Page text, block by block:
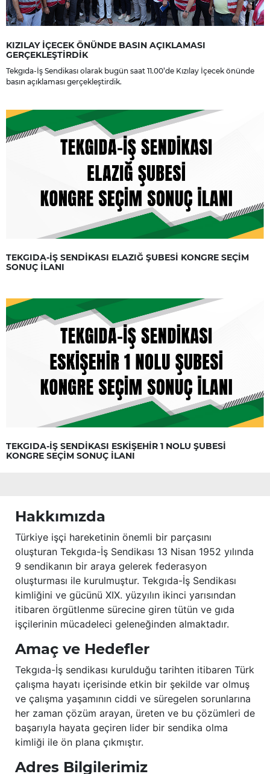
KIZILAY İÇECEK ÖNÜNDE BASIN AÇIKLAMASI
GERÇEKLEŞTİRDİK
Tekgıda-İş Sendikası olarak bugün saat 11.00’de Kızılay İçecek önünde
basın açıklaması gerçekleştirdik.
TEKGIDA-İŞ SENDİKASI ELAZIĞ ŞUBESİ KONGRE SEÇİM
SONUÇ İLANI
TEKGIDA-İŞ SENDİKASI ESKİŞEHİR 1 NOLU ŞUBESİ
KONGRE SEÇİM SONUÇ İLANI
Hakkımızda
Türkiye işçi hareketinin önemli bir parçasını
oluşturan Tekgıda-İş Sendikası 13 Nisan 1952 yılında
9 sendikanın bir araya gelerek federasyon
oluşturması ile kurulmuştur. Tekgıda-İş Sendikası
kimliğini ve gücünü XIX. yüzyılın ikinci yarısından
itibaren örgütlenme sürecine giren tütün ve gıda
işçilerinin mücadeleci geleneğinden almaktadır.
Amaç ve Hedefler
Tekgıda-İş sendikası kurulduğu tarihten itibaren Türk
çalışma hayatı içerisinde etkin bir şekilde var olmuş
ve çalışma yaşamının ciddi ve süregelen sorunlarına
her zaman çözüm arayan, üreten ve bu çözümleri de
başarıyla hayata geçiren lider bir sendika olma
kimliği ile ön plana çıkmıştır.
Adres Bilgilerimiz